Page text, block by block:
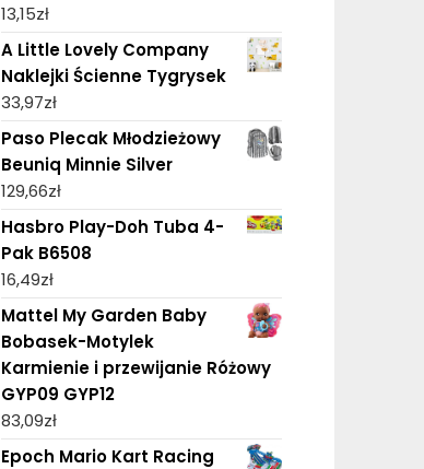
13,15zł
A Little Lovely Company
Naklejki Ścienne Tygrysek
33,97zł
Paso Plecak Młodzieżowy
Beuniq Minnie Silver
129,66zł
Hasbro Play-Doh Tuba 4-
Pak B6508
16,49zł
Mattel My Garden Baby
Bobasek-Motylek
Karmienie i przewijanie Różowy
GYP09 GYP12
83,09zł
Epoch Mario Kart Racing